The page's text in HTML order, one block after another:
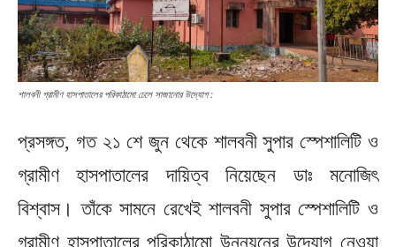
শালবনী গ্রামীণ হাসপাতালের পরিকাঠামো ঢেলে সাজানোর উদ্যোগ :
প্রসঙ্গত, গত ২১ শে জুন থেকে শালবনী সুপার স্পেশালিটি ও
গ্রামীণ হাসপাতালের দায়িত্ব নিয়েছেন ডাঃ মনোজিৎ
বিশ্বাস। তাঁকে সামনে রেখেই শালবনী সুপার স্পেশালিটি ও
গ্রামীণ হাসপাতালের পরিকাঠামো উন্নয়নের উদ্যোগ নেওয়া